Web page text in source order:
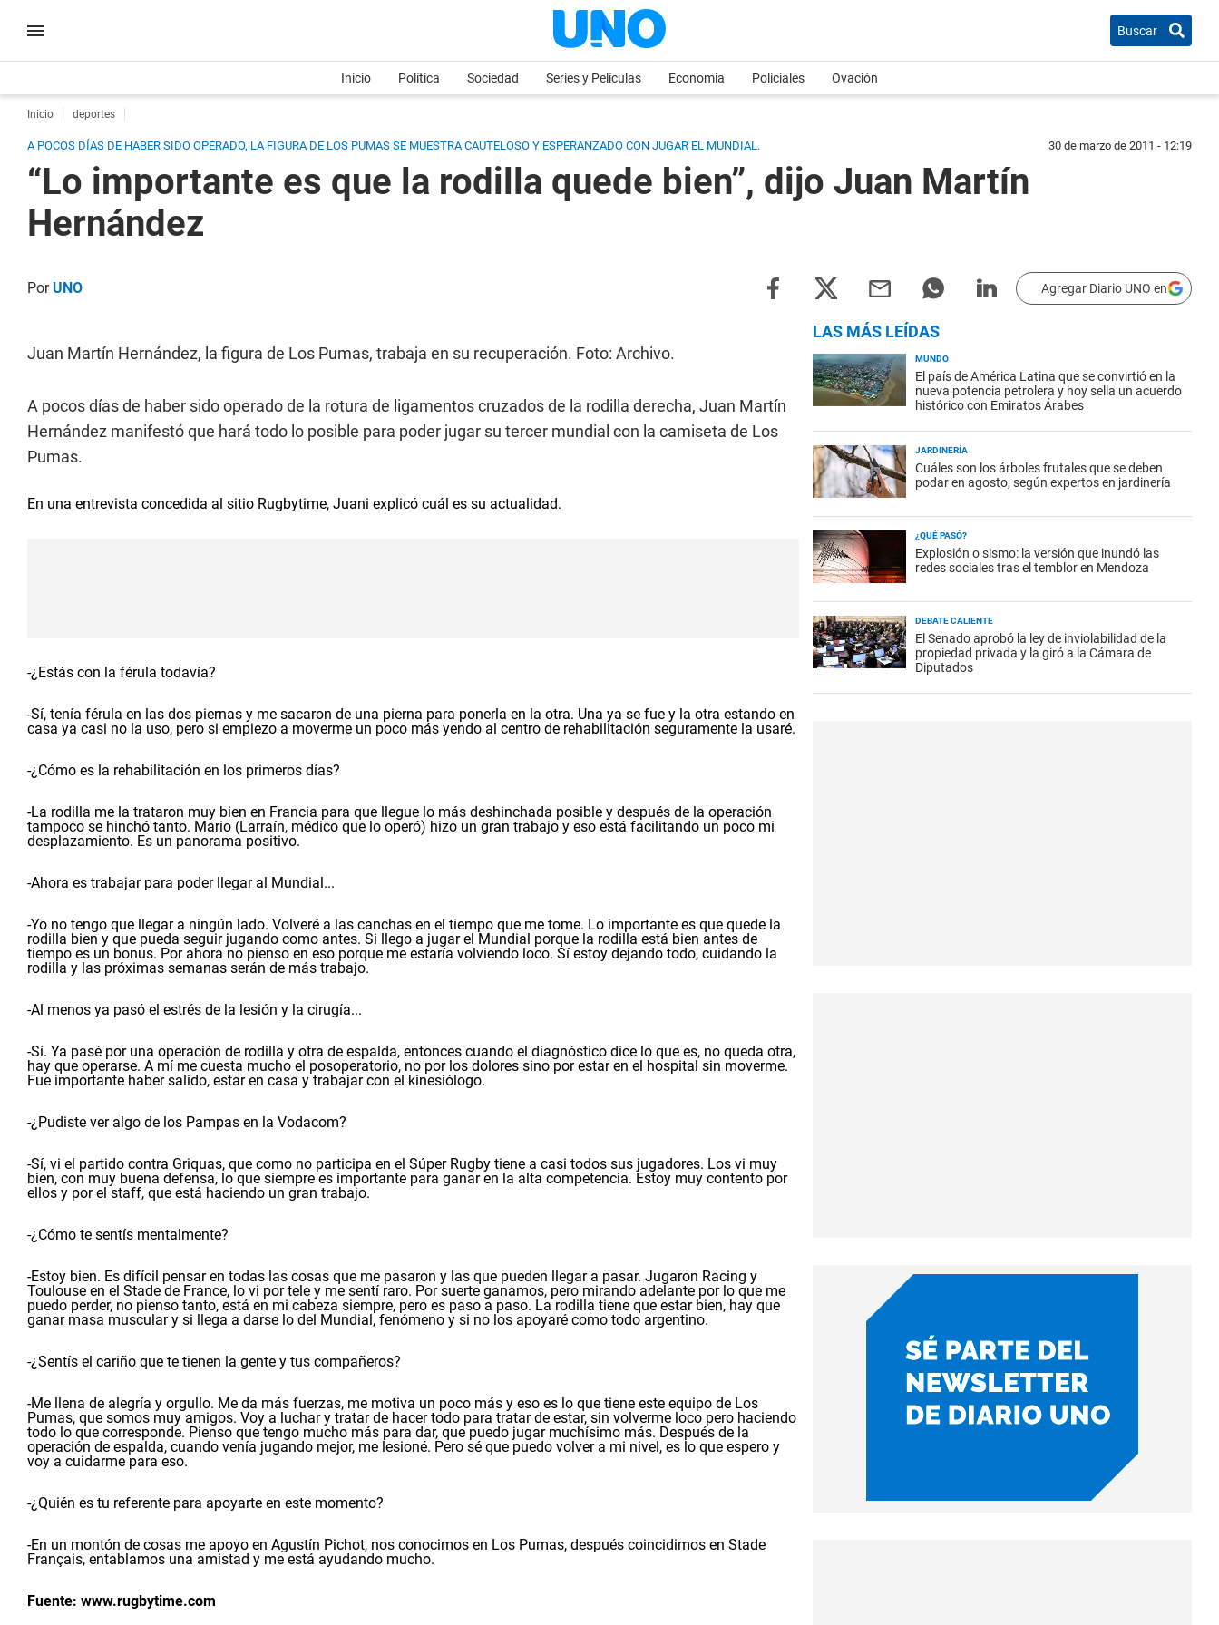
Buscar
Inicio Política Sociedad Series y Películas Economia Policiales Ovación
Inicio deportes
A POCOS DÍAS DE HABER SIDO OPERADO, LA FIGURA DE LOS PUMAS SE MUESTRA CAUTELOSO Y ESPERANZADO CON JUGAR EL MUNDIAL. 30 de marzo de 2011 - 12:19
“Lo importante es que la rodilla quede bien”, dijo Juan Martín
Hernández
PorUNO Agregar Diario UNO en
Juan Martín Hernández, la figura de Los Pumas, trabaja en su recuperación. Foto: Archivo.
A pocos días de haber sido operado de la rotura de ligamentos cruzados de la rodilla derecha, Juan Martín
Hernández manifestó que hará todo lo posible para poder jugar su tercer mundial con la camiseta de Los
Pumas.
En una entrevista concedida al sitio Rugbytime, Juani explicó cuál es su actualidad.
-¿Estás con la férula todavía?
-Sí, tenía férula en las dos piernas y me sacaron de una pierna para ponerla en la otra. Una ya se fue y la otra estando en
casa ya casi no la uso, pero si empiezo a moverme un poco más yendo al centro de rehabilitación seguramente la usaré.
-¿Cómo es la rehabilitación en los primeros días?
-La rodilla me la trataron muy bien en Francia para que llegue lo más deshinchada posible y después de la operación
tampoco se hinchó tanto. Mario (Larraín, médico que lo operó) hizo un gran trabajo y eso está facilitando un poco mi
desplazamiento. Es un panorama positivo.
-Ahora es trabajar para poder llegar al Mundial...
-Yo no tengo que llegar a ningún lado. Volveré a las canchas en el tiempo que me tome. Lo importante es que quede la
rodilla bien y que pueda seguir jugando como antes. Si llego a jugar el Mundial porque la rodilla está bien antes de
tiempo es un bonus. Por ahora no pienso en eso porque me estaría volviendo loco. Sí estoy dejando todo, cuidando la
rodilla y las próximas semanas serán de más trabajo.
-Al menos ya pasó el estrés de la lesión y la cirugía...
-Sí. Ya pasé por una operación de rodilla y otra de espalda, entonces cuando el diagnóstico dice lo que es, no queda otra,
hay que operarse. A mí me cuesta mucho el posoperatorio, no por los dolores sino por estar en el hospital sin moverme.
Fue importante haber salido, estar en casa y trabajar con el kinesiólogo.
-¿Pudiste ver algo de los Pampas en la Vodacom?
-Sí, vi el partido contra Griquas, que como no participa en el Súper Rugby tiene a casi todos sus jugadores. Los vi muy
bien, con muy buena defensa, lo que siempre es importante para ganar en la alta competencia. Estoy muy contento por
ellos y por el staff, que está haciendo un gran trabajo.
-¿Cómo te sentís mentalmente?
-Estoy bien. Es difícil pensar en todas las cosas que me pasaron y las que pueden llegar a pasar. Jugaron Racing y
Toulouse en el Stade de France, lo vi por tele y me sentí raro. Por suerte ganamos, pero mirando adelante por lo que me
puedo perder, no pienso tanto, está en mi cabeza siempre, pero es paso a paso. La rodilla tiene que estar bien, hay que
ganar masa muscular y si llega a darse lo del Mundial, fenómeno y si no los apoyaré como todo argentino.
-¿Sentís el cariño que te tienen la gente y tus compañeros?
-Me llena de alegría y orgullo. Me da más fuerzas, me motiva un poco más y eso es lo que tiene este equipo de Los
Pumas, que somos muy amigos. Voy a luchar y tratar de hacer todo para tratar de estar, sin volverme loco pero haciendo
todo lo que corresponde. Pienso que tengo mucho más para dar, que puedo jugar muchísimo más. Después de la
operación de espalda, cuando venía jugando mejor, me lesioné. Pero sé que puedo volver a mi nivel, es lo que espero y
voy a cuidarme para eso.
-¿Quién es tu referente para apoyarte en este momento?
-En un montón de cosas me apoyo en Agustín Pichot, nos conocimos en Los Pumas, después coincidimos en Stade
Français, entablamos una amistad y me está ayudando mucho.
Fuente: www.rugbytime.com
LAS MÁS LEÍDAS
MUNDO
El país de América Latina que se convirtió en la
nueva potencia petrolera y hoy sella un acuerdo
histórico con Emiratos Árabes
JARDINERÍA
Cuáles son los árboles frutales que se deben
podar en agosto, según expertos en jardinería
¿QUÉ PASÓ?
Explosión o sismo: la versión que inundó las
redes sociales tras el temblor en Mendoza
DEBATE CALIENTE
El Senado aprobó la ley de inviolabilidad de la
propiedad privada y la giró a la Cámara de
Diputados